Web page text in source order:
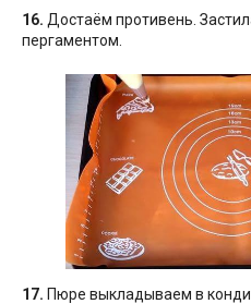
16. Достаём противень.
пергаментом.
17. Пюре выкладываем в